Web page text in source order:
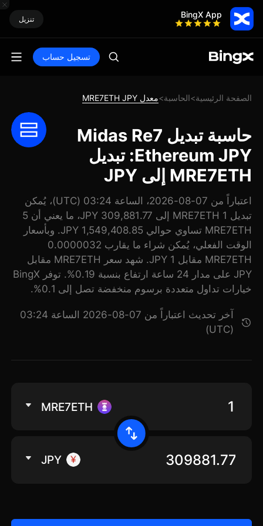
BingX App تنزيل
تسجيل حساب
الصفحة الرئيسية>الحاسبة>معدل MRE7ETH JPY
حاسبة تبديل Midas Re7
Ethereum JPY: تبديل
MRE7ETH إلى JPY
اعتباراً من 07-08-2026، الساعة 03:24 (UTC)، يُمكن
تبديل 1 MRE7ETH إلى 309,881.77 JPY، ما يعني أن 5
MRE7ETH تساوي حوالي 1,549,408.85 JPY. وبأسعار
الوقت الفعلي، يُمكن شراء ما يقارب 0.0000032
MRE7ETH مقابل 1 JPY. شهد سعر MRE7ETH مقابل
JPY على مدار 24 ساعة ارتفاع بنسبة 0.19%. توفر BingX
خيارات تداول متعددة برسوم منخفضة تصل إلى 0.1%.
آخر تحديث اعتباراً من 07-08-2026 الساعة 03:24
(UTC)
MRE7ETH
JPY